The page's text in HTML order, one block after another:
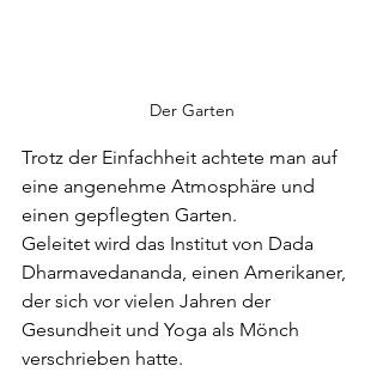
Der Garten
Trotz der Einfachheit achtete man auf
eine angenehme Atmosphäre und
einen gepflegten Garten.
Geleitet wird das Institut von Dada
Dharmavedananda, einen Amerikaner,
der sich vor vielen Jahren der
Gesundheit und Yoga als Mönch
verschrieben hatte.